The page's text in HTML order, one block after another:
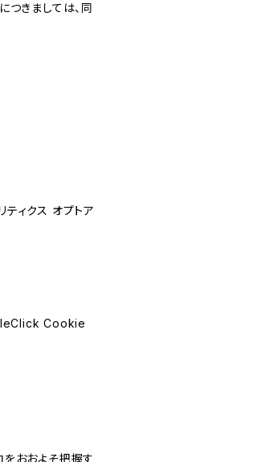
きましては、同
ィクス オプトア
Cookie
おおよそ把握す